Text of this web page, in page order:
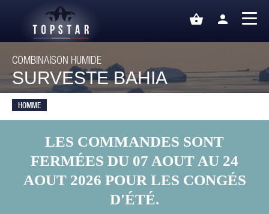
shopping_basket person
COMBINAISON HUMIDE
SURVESTE BAHIA
HOMME
LES COMMANDES SONT
FERMÉES DU 07 AOUT AU 24
AOUT 2026 POUR LES CONGÉS
D'ÉTÉ.